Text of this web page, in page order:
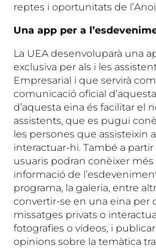
reptes i oportunitats de
Una app per a
La UEA desenvoluparà una
exclusiva per als i les
Empresarial i que servirà
comunicació oficial
d’aquesta eina és facilitar el
assistents, que es pugui
les persones que assisteixin
interactuar-hi. També a partir
usuaris podran conèixer
informació de
programa, la galeria, entre
convertir-se en una eina per
missatges privats o
fotografies o vídeos, i
opinions sobre la temàtica